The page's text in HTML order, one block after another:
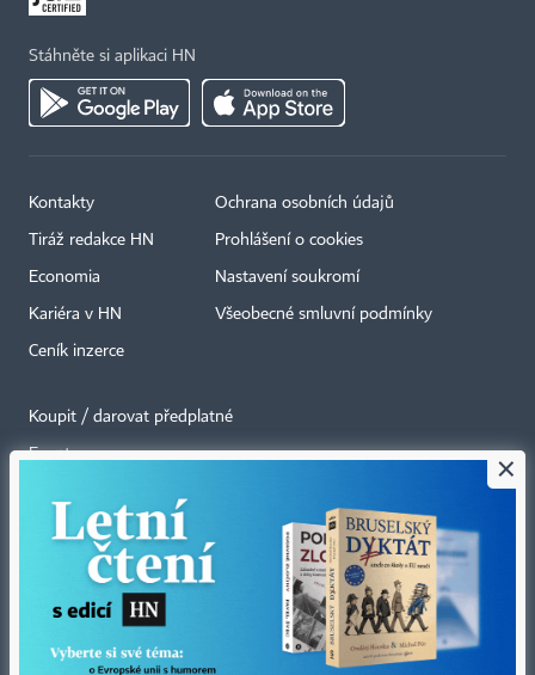
Stáhněte si aplikaci HN
Kontakty
Tiráž redakce HN
Economia
Kariéra v HN
Ceník inzerce
Ochrana osobních údajů
Prohlášení o cookies
Nastavení soukromí
Všeobecné smluvní podmínky
Koupit / darovat předplatné
Eventy
RSS kanály
Autorská práva vykonává vydavatel. Bez písemného svolení vydavatele je
zakázáno jakékoli užití částí nebo celku díla, zejména rozmnožování a šíření
jakýmkoli způsobem, mechanickým nebo elektronickým, v českém nebo
×